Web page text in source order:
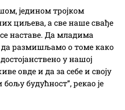
једином тројком
циљева, а све наше свађе
наставе. Да младима
размишљамо о томе како
у нашој
овде и да за себе и своју
будућност”, рекао је